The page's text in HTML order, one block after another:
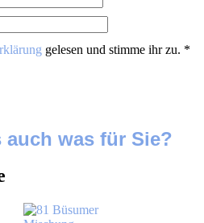
gelesen und stimme ihr zu. *
was für Sie?